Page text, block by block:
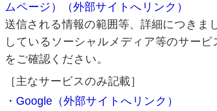
ムページ）（外部サイトへリンク）
送信される情報の範囲等、詳細につきま
しているソーシャルメディア等のサー
をご確認ください。
［主なサービスのみ記載］
・Google（外部サイトへリンク）